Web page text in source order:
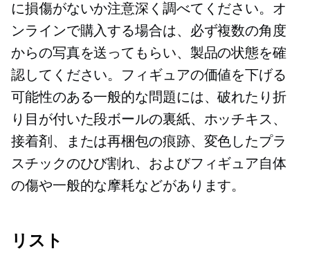
に損傷がないか注意深く調べてください。オ
ンラインで購入する場合は、必ず複数の角度
からの写真を送ってもらい、製品の状態を確
認してください。フィギュアの価値を下げる
可能性のある一般的な問題には、破れたり折
り目が付いた段ボールの裏紙、ホッチキス、
接着剤、または再梱包の痕跡、変色したプラ
スチックのひび割れ、およびフィギュア自体
の傷や一般的な摩耗などがあります。
リスト